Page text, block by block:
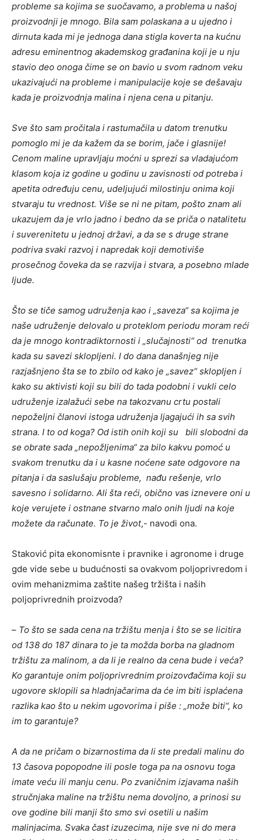
probleme sa kojima se suočavamo, a problema u našoj
proizvodnji je mnogo. Bila sam polaskana a u ujedno i
dirnuta kada mi je jednoga dana stigla koverta na kućnu
adresu eminentnog akademskog građanina koji je u nju
stavio deo onoga čime se on bavio u svom radnom veku
ukazivajući na probleme i manipulacije koje se dešavaju
kada je proizvodnja malina i njena cena u pitanju.
Sve što sam pročitala i rastumačila u datom trenutku
pomoglo mi je da kažem da se borim, jače i glasnije!
Cenom maline upravljaju moćni u sprezi sa vladajućom
klasom koja iz godine u godinu u zavisnosti od potreba i
apetita određuju cenu, udeljujući milostinju onima koji
stvaraju tu vrednost. Više se ni ne pitam, pošto znam ali
ukazujem da je vrlo jadno i bedno da se priča o natalitetu
i suverenitetu u jednoj državi, a da se s druge strane
podriva svaki razvoj i napredak koji demotiviše
prosečnog čoveka da se razvija i stvara, a posebno mlade
ljude.
Što se tiče samog udruženja kao i „saveza“ sa kojima je
naše udruženje delovalo u proteklom periodu moram reći
da je mnogo kontradiktornosti i „slučajnosti“ od trenutka
kada su savezi sklopljeni. I do dana današnjeg nije
razjašnjeno šta se to zbilo od kako je „savez“ sklopljen i
kako su aktivisti koji su bili do tada podobni i vukli celo
udruženje izalažući sebe na takozvanu crtu postali
nepoželjni članovi istoga udruženja ljagajući ih sa svih
strana. I to od koga? Od istih onih koji su bili slobodni da
se obrate sada „nepožljenima“ za bilo kakvu pomoć u
svakom trenutku da i u kasne noćene sate odgovore na
pitanja i da saslušaju probleme, nađu rešenje, vrlo
savesno i solidarno. Ali šta reći, obično vas iznevere oni u
koje verujete i ostnane stvarno malo onih ljudi na koje
možete da računate. To je život,- navodi ona.
Staković pita ekonomisnte i pravnike i agronome i druge
gde vide sebe u budućnosti sa ovakvom poljoprivredom i
ovim mehanizmima zaštite našeg tržišta i naših
poljoprivrednih proizvoda?
– To što se sada cena na tržištu menja i što se se licitira
od 138 do 187 dinara to je ta možda borba na gladnom
tržištu za malinom, a da li je realno da cena bude i veća?
Ko garantuje onim poljoprivrednim proizovđačima koji su
ugovore sklopili sa hladnjačarima da će im biti isplaćena
razlika kao što u nekim ugovorima i piše : „može biti“, ko
im to garantuje?
A da ne pričam o bizarnostima da li ste predali malinu do
13 časova popopodne ili posle toga pa na osnovu toga
imate veću ili manju cenu. Po zvaničnim izjavama naših
stručnjaka maline na tržištu nema dovoljno, a prinosi su
ove godine bili manji što smo svi osetili u našim
malinjacima. Svaka čast izuzecima, nije sve ni do mera